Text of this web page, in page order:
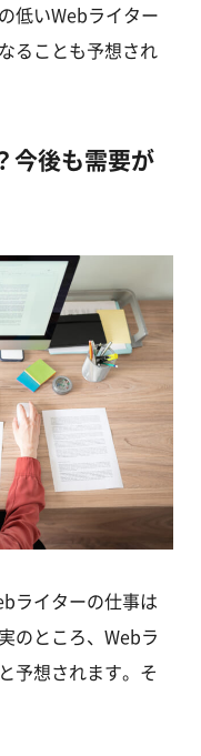
低いWebライター
ることも予想され
今後も需要が
ライターの仕事は
のところ、Webラ
予想されます。そ